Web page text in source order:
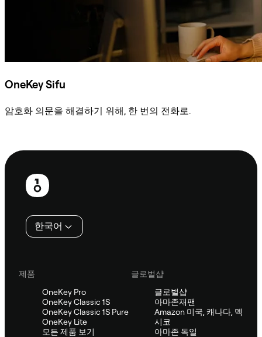
OneKey Sifu
암호화 의문을 해결하기 위해, 한 번의 전화로.
보
한국어
제품
OneKey Pro
OneKey Classic 1S
OneKey Classic 1S Pure
OneKey Lite
모든 제품 보기
글로벌샵
글로벌샵
아마존재팬
Amazon 미국, 캐나다, 멕
시코
아마존 독일